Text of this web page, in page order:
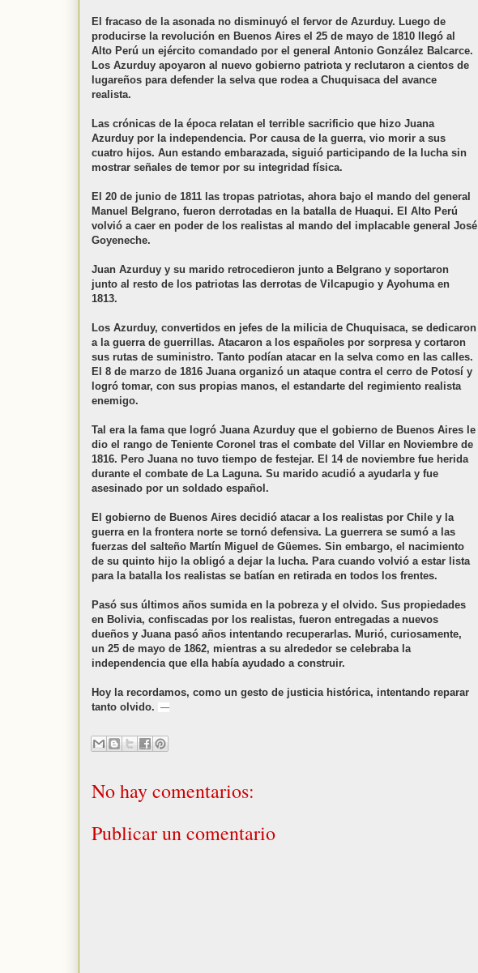
El fracaso de la asonada no disminuyó el fervor de Azurduy. Luego de
producirse la revolución en Buenos Aires el 25 de mayo de 1810 llegó al
Alto Perú un ejército comandado por el general Antonio González Balcarce.
Los Azurduy apoyaron al nuevo gobierno patriota y reclutaron a cientos de
lugareños para defender la selva que rodea a Chuquisaca del avance
realista.
Las crónicas de la época relatan el terrible sacrificio que hizo Juana
Azurduy por la independencia. Por causa de la guerra, vio morir a sus
cuatro hijos. Aun estando embarazada, siguió participando de la lucha sin
mostrar señales de temor por su integridad física.
El 20 de junio de 1811 las tropas patriotas, ahora bajo el mando del general
Manuel Belgrano, fueron derrotadas en la batalla de Huaqui. El Alto Perú
volvió a caer en poder de los realistas al mando del implacable general José
Goyeneche.
Juan Azurduy y su marido retrocedieron junto a Belgrano y soportaron
junto al resto de los patriotas las derrotas de Vilcapugio y Ayohuma en
1813.
Los Azurduy, convertidos en jefes de la milicia de Chuquisaca, se dedicaron
a la guerra de guerrillas. Atacaron a los españoles por sorpresa y cortaron
sus rutas de suministro. Tanto podían atacar en la selva como en las calles.
El 8 de marzo de 1816 Juana organizó un ataque contra el cerro de Potosí y
logró tomar, con sus propias manos, el estandarte del regimiento realista
enemigo.
Tal era la fama que logró Juana Azurduy que el gobierno de Buenos Aires le
dio el rango de Teniente Coronel tras el combate del Villar en Noviembre de
1816. Pero Juana no tuvo tiempo de festejar. El 14 de noviembre fue herida
durante el combate de La Laguna. Su marido acudió a ayudarla y fue
asesinado por un soldado español.
El gobierno de Buenos Aires decidió atacar a los realistas por Chile y la
guerra en la frontera norte se tornó defensiva. La guerrera se sumó a las
fuerzas del salteño Martín Miguel de Güemes. Sin embargo, el nacimiento
de su quinto hijo la obligó a dejar la lucha. Para cuando volvió a estar lista
para la batalla los realistas se batían en retirada en todos los frentes.
Pasó sus últimos años sumida en la pobreza y el olvido. Sus propiedades
en Bolivia, confiscadas por los realistas, fueron entregadas a nuevos
dueños y Juana pasó años intentando recuperarlas. Murió, curiosamente,
un 25 de mayo de 1862, mientras a su alrededor se celebraba la
independencia que ella había ayudado a construir.
Hoy la recordamos, como un gesto de justicia histórica, intentando reparar
tanto olvido.
—
No hay comentarios:
Publicar un comentario